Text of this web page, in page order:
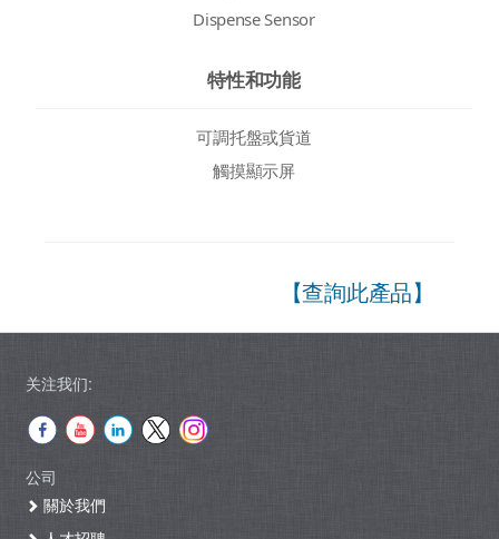
Dispense Sensor
特性和功能
可調托盤或貨道
觸摸顯示屏
【查詢此產品】
关注我们:
公司
關於我們